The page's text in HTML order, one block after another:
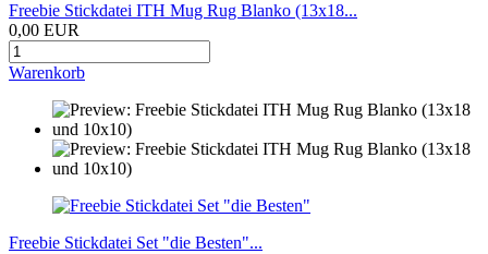
Freebie Stickdatei ITH Mug Rug Blanko (13x18...
0,00 EUR
Warenkorb
Freebie Stickdatei Set "die Besten"...